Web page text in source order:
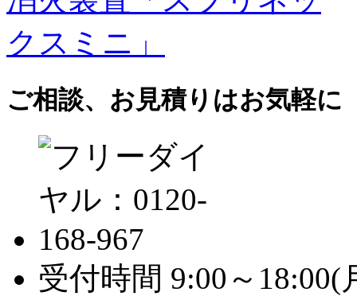
ご相談、お見積りはお気軽に
受付時間 9:00～18:00(